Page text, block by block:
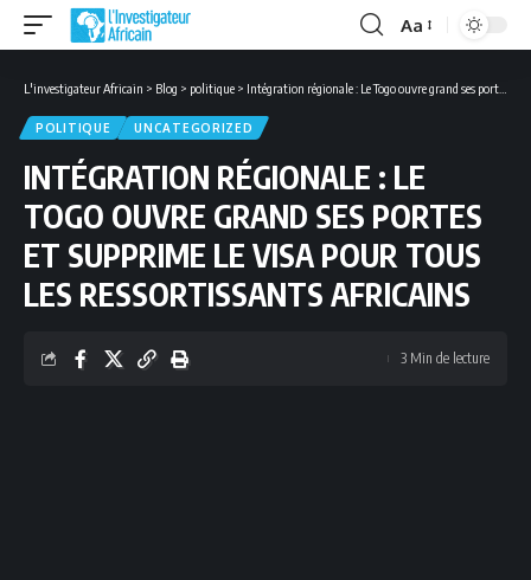
Font
Aa
L'investigateur Africain > Blog > politique > Intégration régionale : Le Togo ouvre grand ses portes et supprime le visa pour tous les ressortissants africains
POLITIQUE UNCATEGORIZED
INTÉGRATION RÉGIONALE : LE
TOGO OUVRE GRAND SES PORTES
ET SUPPRIME LE VISA POUR TOUS
LES RESSORTISSANTS AFRICAINS
3 Min de lecture